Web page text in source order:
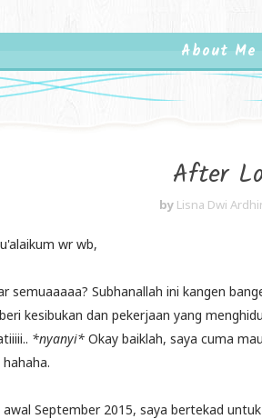
About Me
After
by Lisna Dwi
wr wb,
semuaaaaa? Subhanallah ini kangen
kesibukan dan pekerjaan yang
*nyanyi* Okay baiklah, saya cuma
awal September 2015, saya bertekad